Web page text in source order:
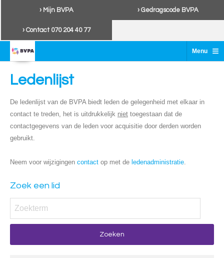
› Mijn BVPA › Gedragscode BVPA
› Contact 070 204 40 77
Menu ≡
Ledenlijst
De ledenlijst van de BVPA biedt leden de gelegenheid met elkaar in
contact te treden, het is uitdrukkelijk niet toegestaan dat de
contactgegevens van de leden voor acquisitie door derden worden
gebruikt.
Neem voor wijzigingen contact op met de ledenadministratie.
Zoek een lid